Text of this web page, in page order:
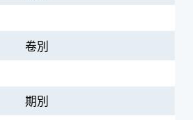
卷別
期別